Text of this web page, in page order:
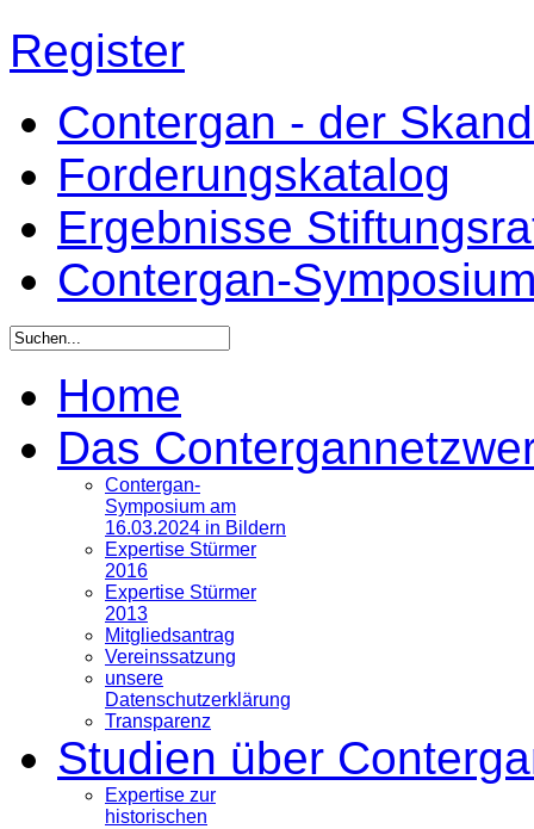
Register
Contergan - der
Forderungskatalog
Ergebnisse
Contergan-
Home
Das
Contergan-
Symposium am
16.03.2024 in Bildern
Expertise Stürmer
2016
Expertise Stürmer
2013
Mitgliedsantrag
Vereinssatzung
unsere
Datenschutzerklärung
Transparenz
Studien über
Expertise zur
historischen